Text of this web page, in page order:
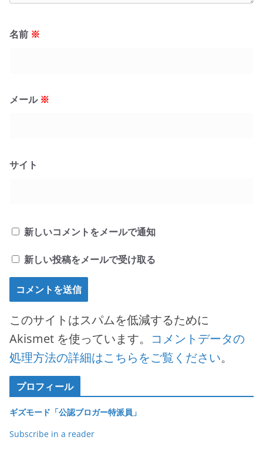
名前 ※
メール ※
サイト
新しいコメントをメールで通知
新しい投稿をメールで受け取る
このサイトはスパムを低減するために
Akismet を使っています。 コメントデータの
処理方法の詳細はこちらをご覧ください。
プロフィール
ギズモード「公認ブロガー特派員」
Subscribe in a reader